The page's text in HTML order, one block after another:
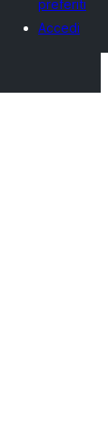
preferiti
Accedi